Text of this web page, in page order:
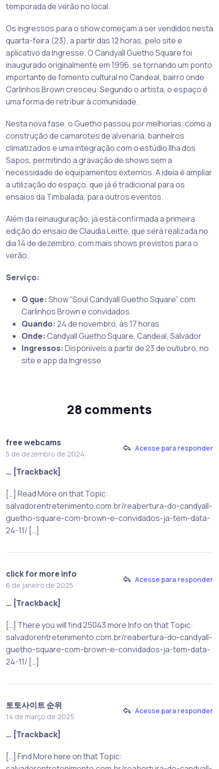
temporada de verão no local.
Os ingressos para o show começam a ser vendidos nesta
quarta-feira (23), a partir das 12 horas, pelo site e
aplicativo da Ingresse. O Candyall Guetho Square foi
inaugurado originalmente em 1996, se tornando um ponto
importante de fomento cultural no Candeal, bairro onde
Carlinhos Brown cresceu. Segundo o artista, o espaço é
uma forma de retribuir à comunidade.
Nesta nova fase, o Guetho passou por melhorias, como a
construção de camarotes de alvenaria, banheiros
climatizados e uma integração com o estúdio Ilha dos
Sapos, permitindo a gravação de shows sem a
necessidade de equipamentos externos. A ideia é ampliar
a utilização do espaço, que já é tradicional para os
ensaios da Timbalada, para outros eventos.
Além da reinauguração, já está confirmada a primeira
edição do ensaio de Claudia Leitte, que será realizada no
dia 14 de dezembro, com mais shows previstos para o
verão.
Serviço:
O que:Show “Soul Candyall Guetho Square” com
Carlinhos Brown e convidados
Quando:24 de novembro, às 17 horas
Onde:Candyall Guetho Square, Candeal, Salvador
Ingressos:Disponíveis a partir de 23 de outubro, no
site e app da Ingresse
28 comments
free webcams
5 de dezembro de 2024
Acesse para responder
… [Trackback]
[…] Read More on that Topic:
salvadorentretenimento.com.br/reabertura-do-candyall-
guetho-square-com-brown-e-convidados-ja-tem-data-
24-11/ […]
click for more info
6 de janeiro de 2025
Acesse para responder
… [Trackback]
[…] There you will find 25043 more Info on that Topic:
salvadorentretenimento.com.br/reabertura-do-candyall-
guetho-square-com-brown-e-convidados-ja-tem-data-
24-11/ […]
토토사이트 순위
14 de março de 2025
Acesse para responder
… [Trackback]
[…] Find More here on that Topic: